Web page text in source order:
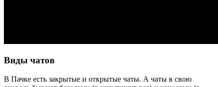
Виды чатов
В Пачке есть закрытые и открытые чаты. А чаты в свою